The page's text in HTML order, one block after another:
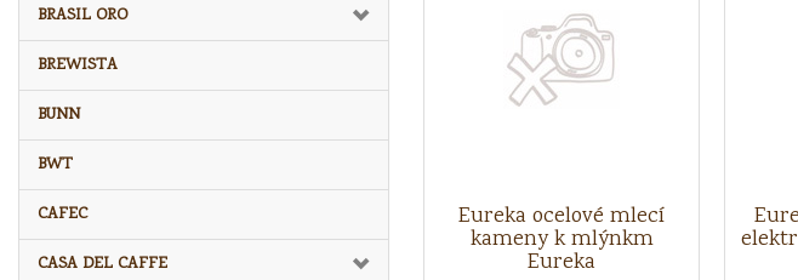
BRASIL ORO
BREWISTA
BUNN
BWT
CAFEC
CASA DEL CAFFE
Eureka ocelové mlecí
kameny k mlýnkm
Eureka